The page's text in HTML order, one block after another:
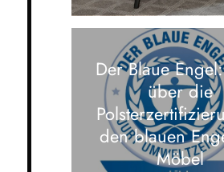
Der Blaue
über die
den blauen
Möbel